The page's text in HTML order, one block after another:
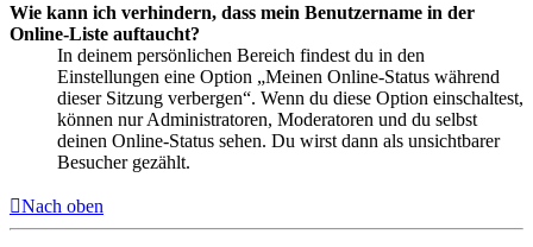
Wie kann ich verhindern, dass mein Benutzername in der
Online-Liste auftaucht?
In deinem persönlichen Bereich findest du in den
Einstellungen eine Option „Meinen Online-Status während
dieser Sitzung verbergen“. Wenn du diese Option einschaltest,
können nur Administratoren, Moderatoren und du selbst
deinen Online-Status sehen. Du wirst dann als unsichtbarer
Besucher gezählt.
Nach oben